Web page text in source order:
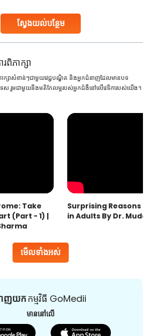
ស្វែងយល់បន្ថែម
one published
រពិភាក្សា
មើលទាំងអស់
ក្សាសំខាន់ៗជាមួយវេជ្ជបណ្ឌិត និងអ្នកជំនាញដែលមានបទ
ស រួមជាមួយនឹងមតិកែលម្អរបស់អ្នកជំងឺនៅលើវេទិការបស់យើង។
Take
(Part - 1) |
Surprising Reasons
in Adults By Dr.
ញយកកម្មវិធី GoMedii
មាននៅលើ